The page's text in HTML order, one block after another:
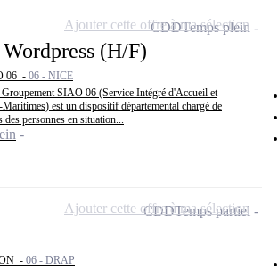
(H/F)
06 - 06 - NICE
SIAO 06 (Service Intégré d'Accueil et
est un dispositif départemental chargé de
personnes en situation...
CDDTemps plein
Ajouter cette offre à ma sélection
- 06 - DRAP
CDDTemps partiel
Ajouter cette offre à ma sélection